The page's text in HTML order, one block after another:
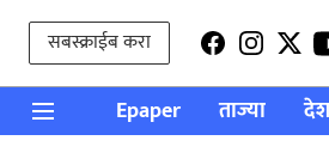
सबस्क्राईब करा
Epaper ताज्या देश